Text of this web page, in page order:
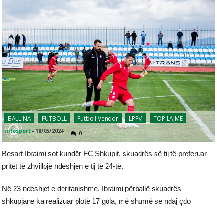
BALLINA FUTBOLL Futboll Vendor LPFM TOP LAJME
infosport -18/05/2024 0
Besart Ibraimi sot kundër FC Shkupit, skuadrës së tij të preferuar
pritet të zhvillojë ndeshjen e tij të 24-të.
Në 23 ndeshjet e deritanishme, Ibraimi përballë skuadrës
shkupjane ka realizuar plotë 17 gola, më shumë se ndaj çdo